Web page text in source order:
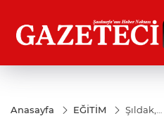
Anasayfa EĞİTİM
Şıldak,